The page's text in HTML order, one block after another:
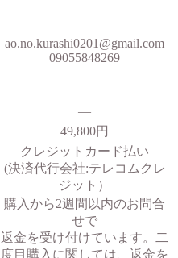
ao.no.kurashi0201@gmail.com
09055848269
—
49,800円
クレジットカード払い
(決済代行会社:テレコムクレ
ジット）
購入から2週間以内のお問合
せで
返金を受け付けています。二
度目購入に関しては、返金を